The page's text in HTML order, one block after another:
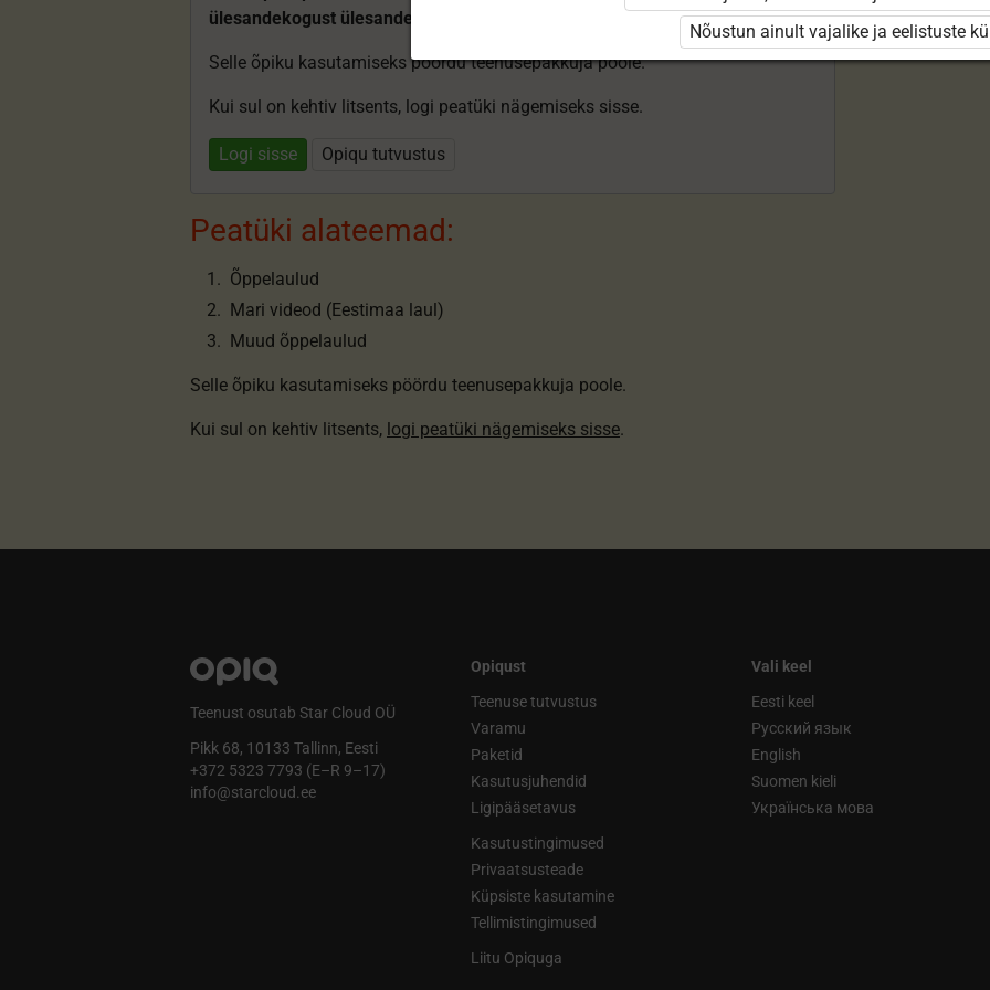
ülesandekogust ülesandeid.
Selle õpiku kasutamiseks pöördu teenusepakkuja poole.
Kui sul on kehtiv litsents, logi peatüki nägemiseks sisse.
Logi sisse Opiqu tutvustus
Peatüki alateemad:
Õppelaulud
Mari videod (Eestimaa laul)
Muud õppelaulud
Selle õpiku kasutamiseks pöördu teenusepakkuja poole.
Kui sul on kehtiv litsents, logi peatüki nägemiseks sisse.
Teenust osutab Star Cloud OÜ
Pikk 68, 10133 Tallinn, Eesti
+372 5323 7793 (E–R 9–17)
info@starcloud.ee
Opiqust
Teenuse tutvustus
Varamu
Paketid
Kasutusjuhendid
Ligipääsetavus
Kasutustingimused
Privaatsusteade
Küpsiste kasutamine
Tellimistingimused
Liitu Opiquga
Vali keel
Eesti keel
Русский язык
English
Suomen kieli
Українська мова
Nõustun ainult vajalike ja eelistuste